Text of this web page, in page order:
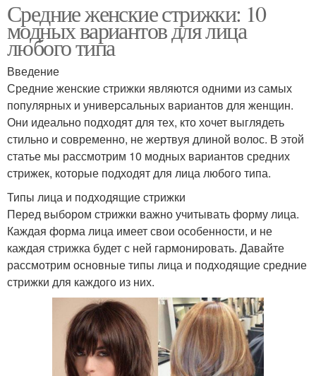
Средние женские стрижки: 10
модных вариантов для лица
любого типа
Введение
Средние женские стрижки являются одними из самых
популярных и универсальных вариантов для женщин.
Они идеально подходят для тех, кто хочет выглядеть
стильно и современно, не жертвуя длиной волос. В этой
статье мы рассмотрим 10 модных вариантов средних
стрижек, которые подходят для лица любого типа.
Типы лица и подходящие стрижки
Перед выбором стрижки важно учитывать форму лица.
Каждая форма лица имеет свои особенности, и не
каждая стрижка будет с ней гармонировать. Давайте
рассмотрим основные типы лица и подходящие средние
стрижки для каждого из них.